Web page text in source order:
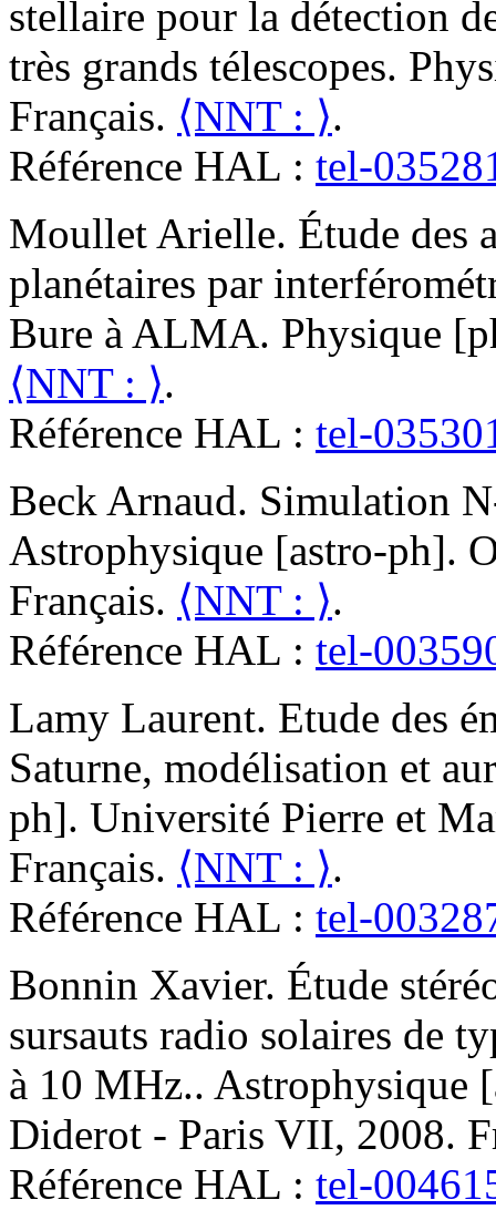
stellaire pour la détection
très grands télescopes.
Français. ⟨NNT : ⟩.
Référence HAL : tel-
Moullet Arielle. Étude des
planétaires par
Bure à ALMA. Physique
⟨NNT : ⟩.
Référence HAL : tel-
Beck Arnaud. Simulation
Astrophysique [astro-ph].
Français. ⟨NNT : ⟩.
Référence HAL : tel-
Lamy Laurent. Etude des
Saturne, modélisation et
ph]. Université Pierre et
Français. ⟨NNT : ⟩.
Référence HAL : tel-
Bonnin Xavier. Étude
sursauts radio solaires de
à 10 MHz.. Astrophysique
Diderot - Paris VII, 2008.
Référence HAL : tel-